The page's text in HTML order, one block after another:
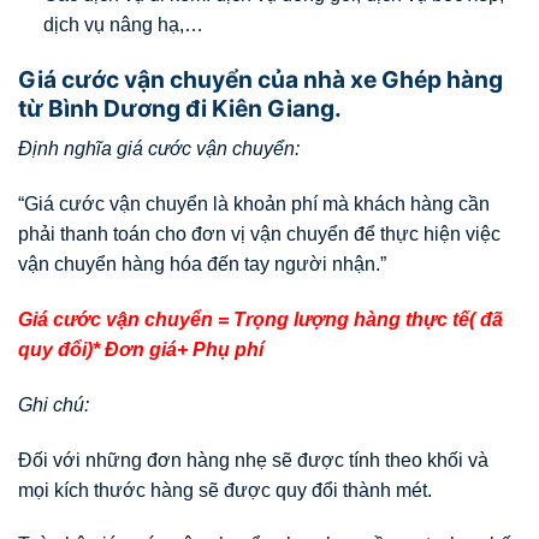
dịch vụ nâng hạ,…
Giá cước vận chuyển của nhà xe Ghép hàng
từ Bình Dương đi Kiên Giang.
Định nghĩa giá cước vận chuyển:
“Giá cước vận chuyển là khoản phí mà khách hàng cần
phải thanh toán cho đơn vị vận chuyển để thực hiện việc
vận chuyển hàng hóa đến tay người nhận.”
Giá cước vận chuyển = Trọng lượng hàng thực tế( đã
quy đổi)* Đơn giá+ Phụ phí
Ghi chú:
Đối với những đơn hàng nhẹ sẽ được tính theo khối và
mọi kích thước hàng sẽ được quy đổi thành mét.